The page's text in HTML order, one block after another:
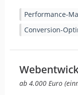
Performance-
Conversion-
ab 4.000 Euro